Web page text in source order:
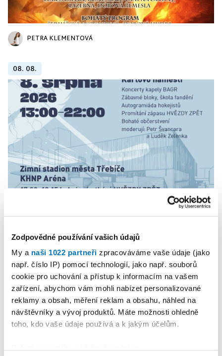
Zodpovědné používání vašich údajů
My a naši 1022 partneři zpracováváme vaše údaje (jako
např. číslo IP) pomocí technologií, jako např. souborů
cookie pro uchování a přístup k informacím na vašem
zařízení, abychom vám mohli nabízet personalizované
reklamy a obsah, měření reklam a obsahu, náhled na
návštěvníky a vývoj produktů. Máte možnosti ohledně
toho, kdo vaše údaje používá a k jakým účelům.
PETRA KLEMENTOVÁ
08. 08.
08. 08.